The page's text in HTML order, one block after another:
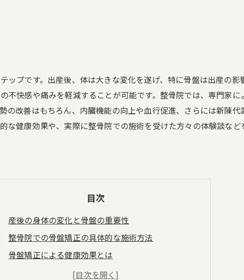
ップです。出産後、体は大きな変化を遂げ、特に骨盤は出産の
不快感や痛みを軽減することが可能です。整骨院では、専門家に
の改善はもちろん、内臓機能の向上や血行促進、さらには新陳
な健康効果や、実際に整骨院での施術を受けた方々の体験談な
目次
産後の身体の変化と骨盤の重要性
整骨院での骨盤矯正の具体的な施術方法
骨盤矯正による健康効果とは
実際の体験談と成功事例